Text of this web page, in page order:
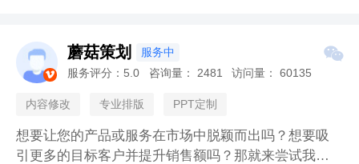
营销、策划竞标和执行、营销团队和渠道建设、项目
运营、各类营销问题解决方案、中大型房地产项目营
销全盘和全程运作、企业资金运作，路演级PPT量身定

蘑菇策划 服务中 
服务评分： 5.0 咨询量： 2481 访问量： 60135
内容修改 专业排版 PPT定制
想要让您的产品或服务在市场中脱颖而出吗？想要吸
引更多的目标客户并提升销售额吗？那就来尝试我们